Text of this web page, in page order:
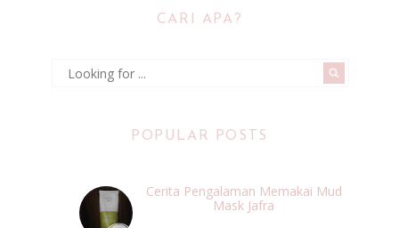
CARI APA?
POPULAR POSTS
Cerita Pengalaman Memakai Mud
Mask Jafra